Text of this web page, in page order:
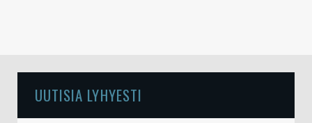
UUTISIA LYHYESTI